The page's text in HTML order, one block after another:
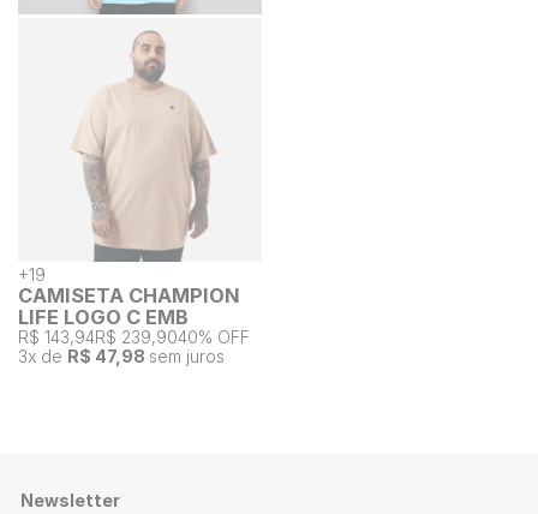
+19
CAMISETA CHAMPION
LIFE LOGO C EMB
R$ 143,94R$ 239,9040% OFF
3x de R$ 47,98 sem juros
Newsletter